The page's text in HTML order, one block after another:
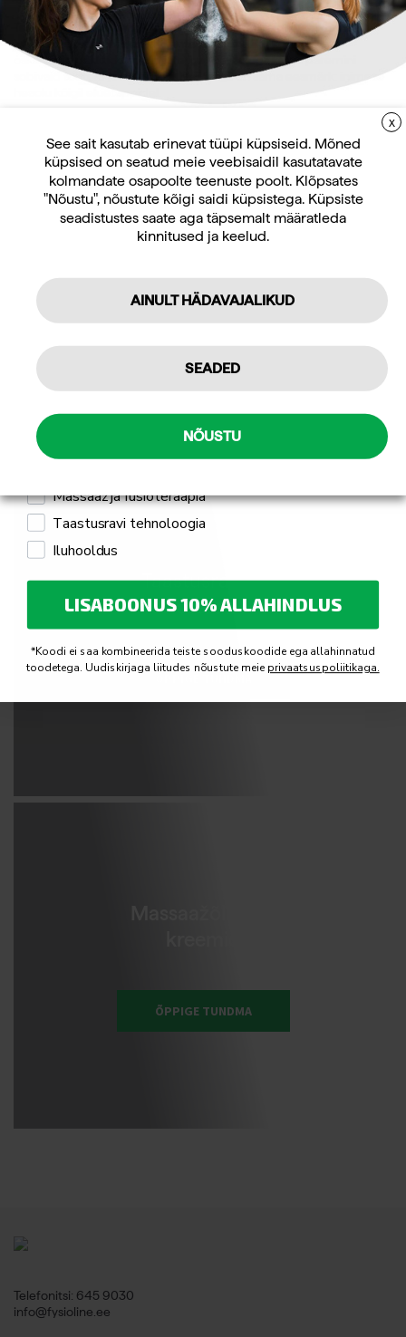
Teeme pidevat uurimis- ja arendustööd. Kuulame valdkonna
juhtivaid eksperte ja oma kliente eriti tundliku kõrvaga, et
oskaksime pakkuda soomlaste igapäevaeluga kõige paremini
sobivaid tooteid ja lahendusi. Neil kõigil on sama eesmärk: inimese
heaolu kõigil eluetappidel.
Jõusaalivarustus ja
treeningvarustus
ÕPPIGE TUNDMA
Taastusravi ja
füsioteraapia
ÕPPIGE TUNDMA
Telefonitsi: 645 9030
info@fysioline.ee
X
See sait kasutab erinevat tüüpi küpsiseid. Mõned
küpsised on seatud meie veebisaidil kasutatavate
kolmandate osapoolte teenuste poolt. Klõpsates
"Nõustu", nõustute kõigi saidi küpsistega. Küpsiste
seadistustes saate aga täpsemalt määratleda
kinnitused ja keelud.
AINULT HÄDAVAJALIKUD
SEADED
NÕUSTU
LIITUGE UUDISKIRJAGA
Uudiskirja tellijana saate jooksvat teavet ja
pakkumisi teid huvitavate küsimuste kohta
ning 10% allahindlust oma esimeselt veebipoe
tellimuselt.
Isiklikuks kasutamiseks
Professionaalseks kasutamiseks
Mulle pakub huvi
Massaaž ja füsioteraapia
Taastusravi tehnoloogia
Iluhooldus
LISABOONUS 10% ALLAHINDLUS
*Koodi ei saa kombineerida teiste sooduskoodide ega allahinnatud
toodetega. Uudiskirjaga liitudes nõustute meie privaatsuspoliitikaga.